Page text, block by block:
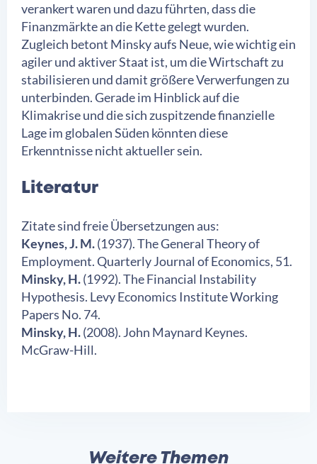
verankert waren und dazu führten, dass die
Finanzmärkte an die Kette gelegt wurden.
Zugleich betont Minsky aufs Neue, wie wichtig ein
agiler und aktiver Staat ist, um die Wirtschaft zu
stabilisieren und damit größere Verwerfungen zu
unterbinden. Gerade im Hinblick auf die
Klimakrise und die sich zuspitzende finanzielle
Lage im globalen Süden könnten diese
Erkenntnisse nicht aktueller sein.
Literatur
Zitate sind freie Übersetzungen aus:
Keynes, J. M.(1937). The General Theory of
Employment. Quarterly Journal of Economics, 51.
Minsky, H.(1992). The Financial Instability
Hypothesis. Levy Economics Institute Working
Papers No. 74.
Minsky, H.(2008). John Maynard Keynes.
McGraw-Hill.
Weitere Themen